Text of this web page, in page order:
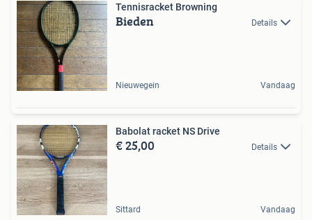
Tennisracket Browning
Bieden Details
Nieuwegein Vandaag
Babolat racket NS Drive
€ 25,00 Details
Sittard Vandaag